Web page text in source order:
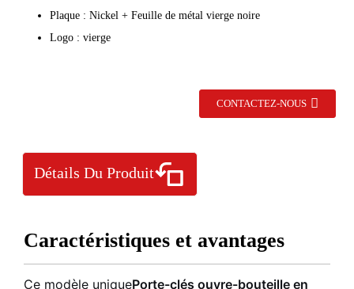
Plaque : Nickel + Feuille de métal vierge noire
Logo : vierge
CONTACTEZ-NOUS
Détails Du Produit
Caractéristiques et avantages
Ce modèle uniquePorte-clés ouvre-bouteille en